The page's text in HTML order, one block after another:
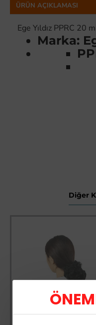
ÜRÜN AÇIKLAMASI
Ege Yıldız PPRC 20
Marka:
Diğer